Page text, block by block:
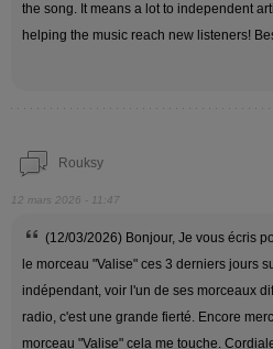
the song. It means a lot to independent
helping the music reach new listeners!
Rouksy
12 mars 2026 - 11:47
(12/03/2026) Bonjour, Je vous écris
le morceau "Valise" ces 3 derniers jours
indépendant, voir l'un de ses morceaux
radio, c'est une grande fierté. Encore
morceau "Valise" cela me touche.